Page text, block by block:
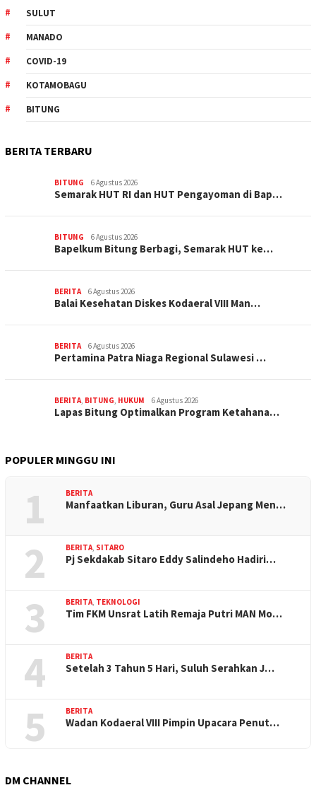
SULUT
MANADO
COVID-19
KOTAMOBAGU
BITUNG
BERITA TERBARU
BITUNG 6 Agustus 2026
Semarak HUT RI dan HUT Pengayoman di Bap…
BITUNG 6 Agustus 2026
‎Bapelkum Bitung Berbagi, Semarak HUT ke…
BERITA 6 Agustus 2026
Balai Kesehatan Diskes Kodaeral VIII Man…
BERITA 6 Agustus 2026
Pertamina Patra Niaga Regional Sulawesi …
BERITA, BITUNG, HUKUM 6 Agustus 2026
Lapas Bitung Optimalkan Program Ketahana…
POPULER MINGGU INI
1 BERITA
Manfaatkan Liburan, Guru Asal Jepang Men…
2 BERITA, SITARO
Pj Sekdakab Sitaro Eddy Salindeho Hadiri…
3 BERITA, TEKNOLOGI
Tim FKM Unsrat Latih Remaja Putri MAN Mo…
4 BERITA
Setelah 3 Tahun 5 Hari, Suluh Serahkan J…
5 BERITA
Wadan Kodaeral VIII Pimpin Upacara Penut…
DM CHANNEL